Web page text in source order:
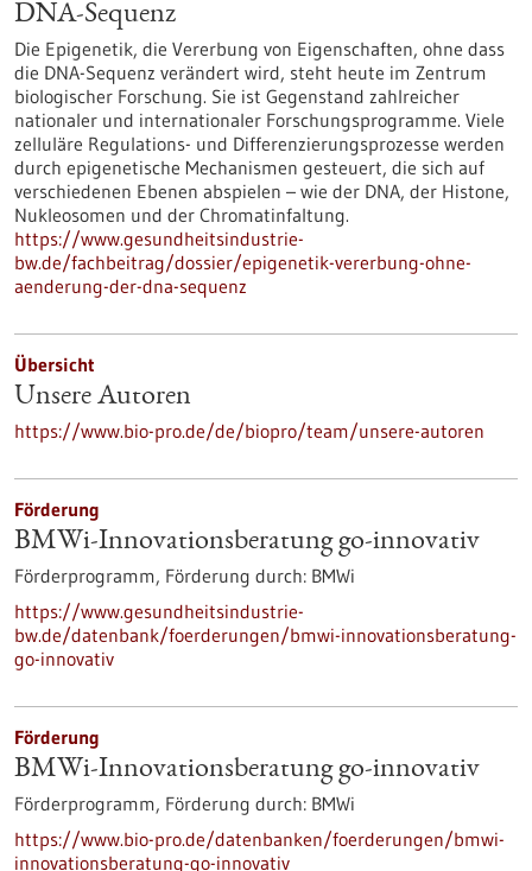
DNA-Sequenz
Die Epigenetik, die Vererbung von Eigenschaften, ohne dass
die DNA-Sequenz verändert wird, steht heute im Zentrum
biologischer Forschung. Sie ist Gegenstand zahlreicher
nationaler und internationaler Forschungsprogramme. Viele
zelluläre Regulations- und Differenzierungsprozesse werden
durch epigenetische Mechanismen gesteuert, die sich auf
verschiedenen Ebenen abspielen – wie der DNA, der Histone,
Nukleosomen und der Chromatinfaltung.
https://www.gesundheitsindustrie-
bw.de/fachbeitrag/dossier/epigenetik-vererbung-ohne-
aenderung-der-dna-sequenz
Übersicht
Unsere Autoren
https://www.bio-pro.de/de/biopro/team/unsere-autoren
Förderung
BMWi-Innovationsberatung go-innovativ
Förderprogramm, Förderung durch: BMWi
https://www.gesundheitsindustrie-
bw.de/datenbank/foerderungen/bmwi-innovationsberatung-
go-innovativ
Förderung
BMWi-Innovationsberatung go-innovativ
Förderprogramm, Förderung durch: BMWi
https://www.bio-pro.de/datenbanken/foerderungen/bmwi-
innovationsberatung-go-innovativ